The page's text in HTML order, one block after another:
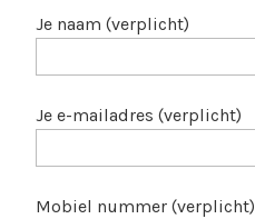
Je naam (verplicht)
Je e-mailadres (verplicht)
Mobiel nummer (verplicht)